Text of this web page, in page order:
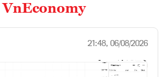
VnEconomy
21:48, 06/08/2026